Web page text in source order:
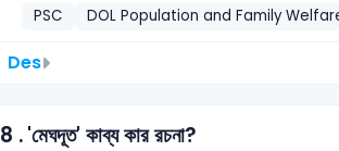
PSC DOL Population and Family
Des
8 .'মেঘদূত' কাব্য কার রচনা?